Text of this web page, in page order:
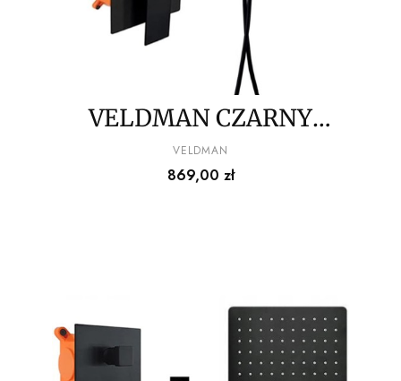
VELDMAN CZARNY
ZESTAW PODTYNKOWY
QUADRO BLACK
PRODUCENT
VELDMAN
Cena
869,00 zł